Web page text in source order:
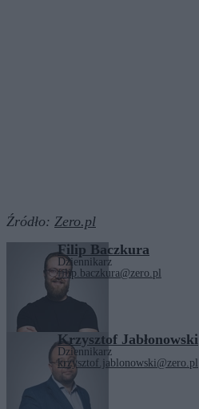
Źródło: Zero.pl
Filip Baczkura
Dziennikarz
filip.baczkura@zero.pl
Krzysztof Jabłonowski
Dziennikarz
krzysztof.jablonowski@zero.pl